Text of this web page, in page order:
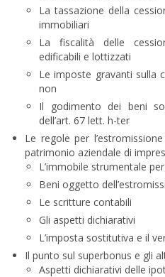
La tassazione della
immobiliari
La fiscalità delle
edificabili e lottizzati
Le imposte gravanti sulla
non
Il godimento dei beni
dell’art. 67 lett. h-ter
Le regole per
patrimonio aziendale di
L’immobile strumentale
Beni oggetto
Le scritture contabili
Gli aspetti dichiarativi
L’imposta sostitutiva e il
Il punto sul superbonus e gli
Aspetti dichiarativi delle